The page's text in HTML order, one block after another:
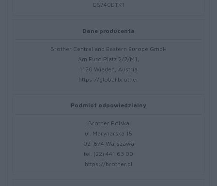
DS740DTK1
Dane producenta
Brother Central and Eastern Europe GmbH
Am Euro Platz 2/2/M1,
1120 Wiedeń, Austria
https://global.brother
Podmiot odpowiedzialny
Brother Polska
ul. Marynarska 15
02-674 Warszawa
tel. (22) 441 63 00
https://brother.pl